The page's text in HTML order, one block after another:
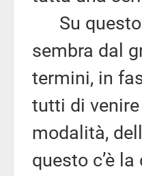
Su questo
sembra dal
termini, in
tutti di
modalità,
questo c’è